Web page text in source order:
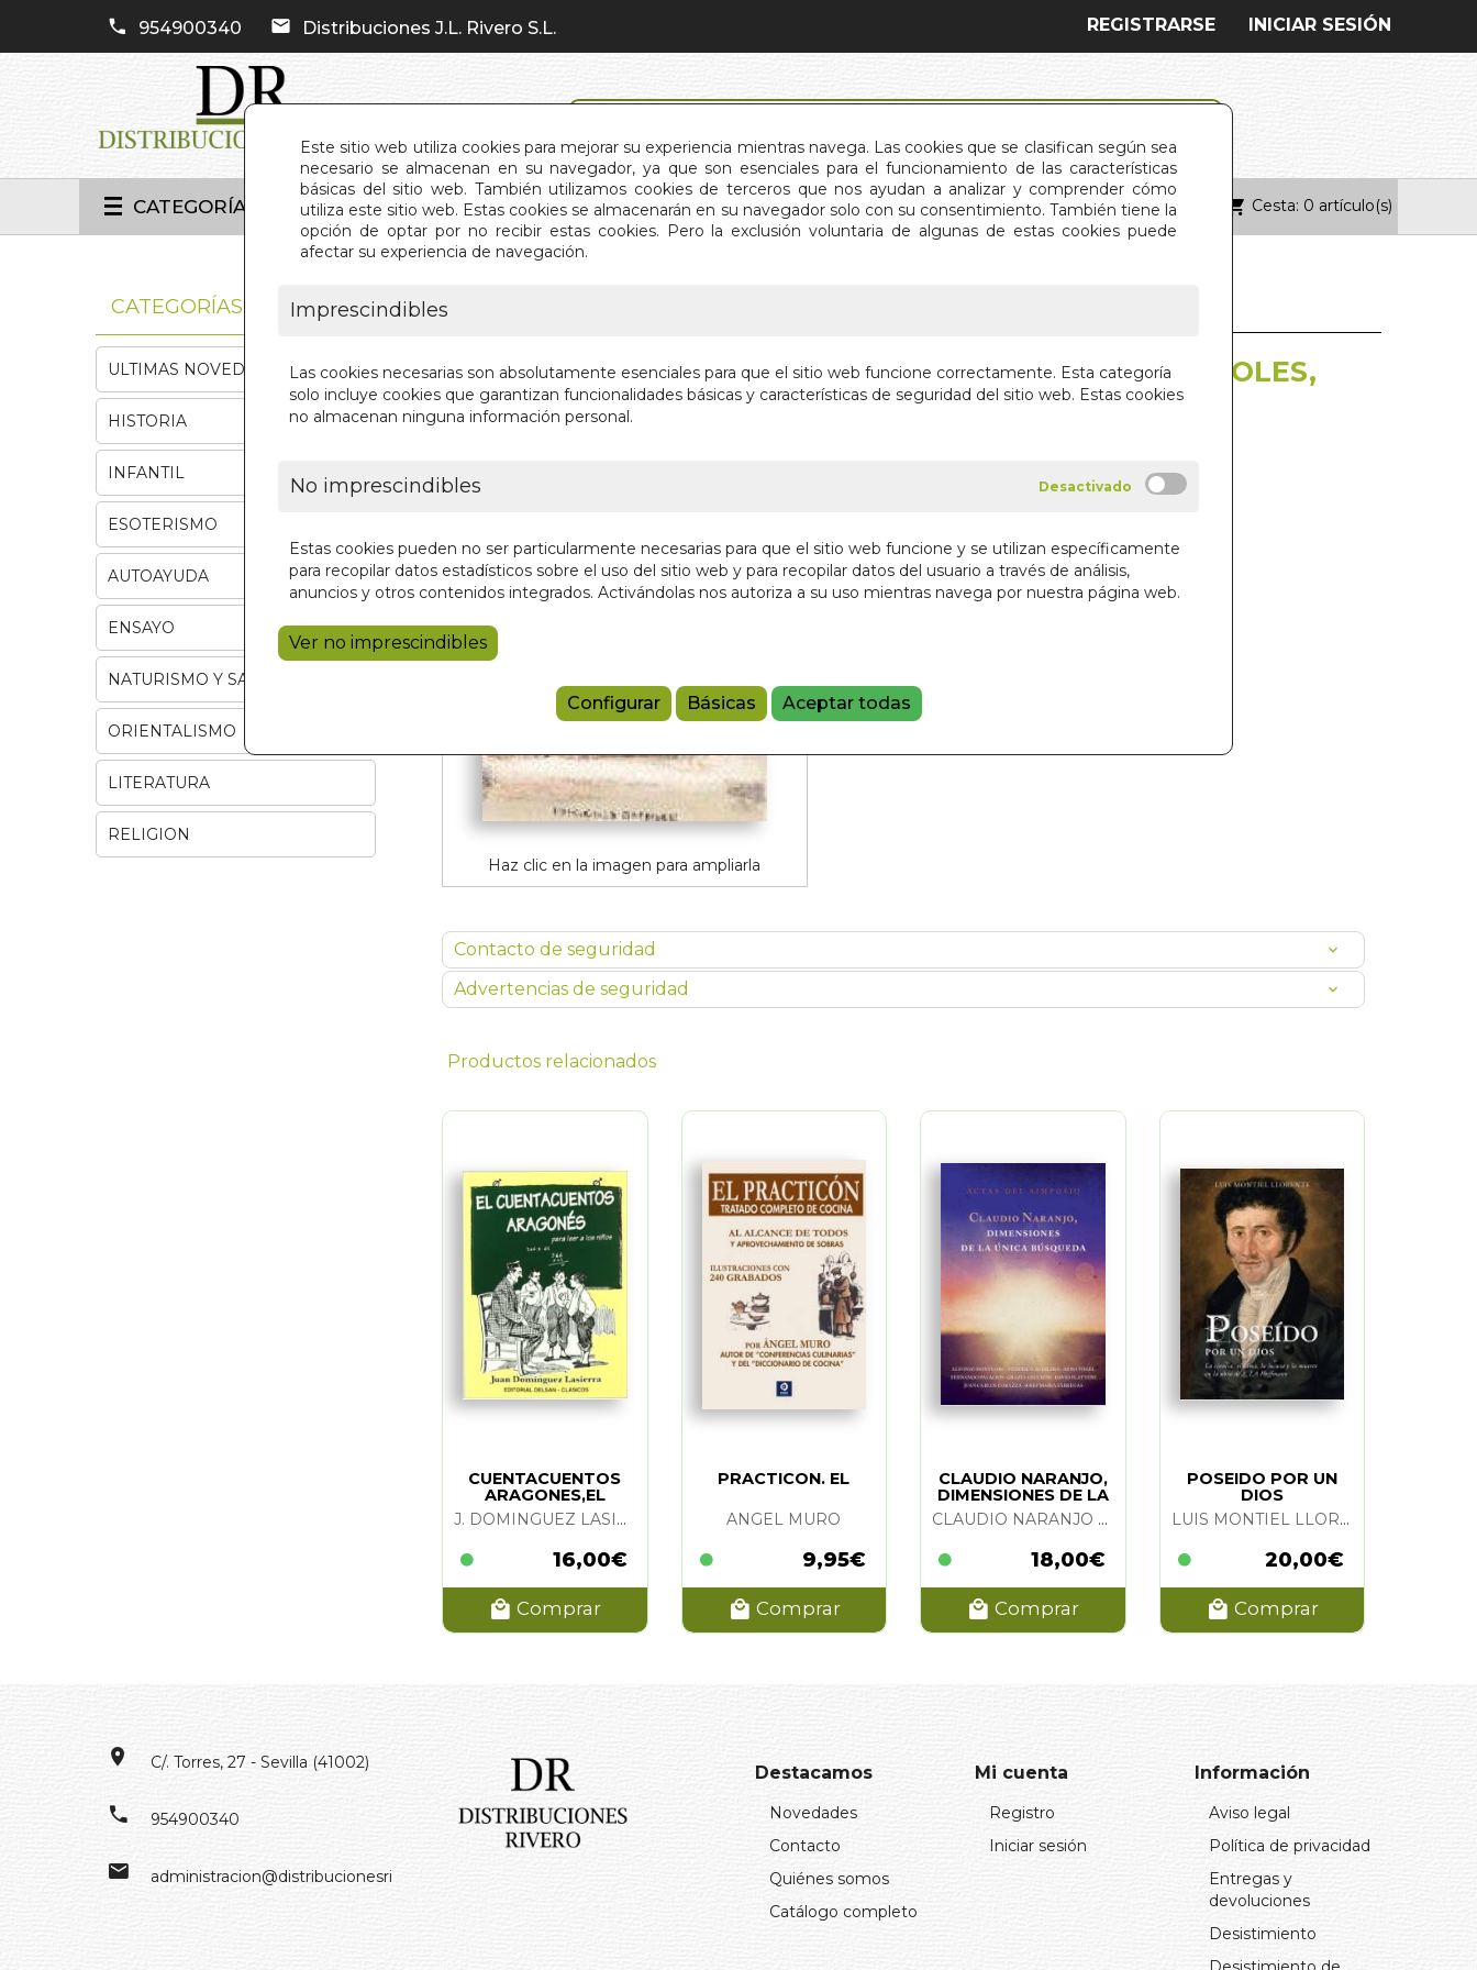
Este sitio web utiliza cookies para mejorar su experiencia mientras navega. Las cookies que se clasifican según sea
necesario se almacenan en su navegador, ya que son esenciales para el funcionamiento de las características
básicas del sitio web. También utilizamos cookies de terceros que nos ayudan a analizar y comprender cómo
utiliza este sitio web. Estas cookies se almacenarán en su navegador solo con su consentimiento. También tiene la
opción de optar por no recibir estas cookies. Pero la exclusión voluntaria de algunas de estas cookies puede
afectar su experiencia de navegación.
Imprescindibles
Las cookies necesarias son absolutamente esenciales para que el sitio web funcione correctamente. Esta categoría
solo incluye cookies que garantizan funcionalidades básicas y características de seguridad del sitio web. Estas cookies
no almacenan ninguna información personal.
No imprescindibles
Estas cookies pueden no ser particularmente necesarias para que el sitio web funcione y se utilizan específicamente
para recopilar datos estadísticos sobre el uso del sitio web y para recopilar datos del usuario a través de análisis,
anuncios y otros contenidos integrados. Activándolas nos autoriza a su uso mientras navega por nuestra página web.
Ver no imprescindibles
Configurar Básicas Aceptar todas
954900340 Distribuciones J.L. Rivero S.L. INICIAR SESIÓN
REGISTRARSE
CATEGORÍAS INICIO QUIÉNES SOMOS CONTACTO Cesta: 0 artículo(s)
Haz clic en la imagen para ampliarla
APELLIDOS JUDEOESPAÑOLES,
LOS
12,00 €
Añadir a la cesta
Contacto de seguridad
Advertencias de seguridad
Productos relacionados
CUENTACUENTOS
ARAGONES,EL
J. DOMINGUEZ LASIERRA
16,00€
Comprar
PRACTICON. EL
ANGEL MURO
9,95€
Comprar
CLAUDIO NARANJO,
DIMENSIONES DE LA
UNICA BUSQUEDA CLAUDIO NARANJO VV.AA.
18,00€
Comprar
POSEIDO POR UN
DIOS
LUIS MONTIEL LLORENTE
20,00€
Comprar
CATEGORÍAS
ULTIMAS NOVEDADES
HISTORIA
INFANTIL
ESOTERISMO
AUTOAYUDA
ENSAYO
NATURISMO Y SALUD
ORIENTALISMO
LITERATURA
RELIGION
C/. Torres, 27 - Sevilla (41002)
954900340
administracion@distribucionesrivero.es
Destacamos
Novedades
Contacto
Quiénes somos
Catálogo completo
Mi cuenta
Registro
Iniciar sesión
Información
Aviso legal
Política de privacidad
Entregas y
devoluciones
Desistimiento